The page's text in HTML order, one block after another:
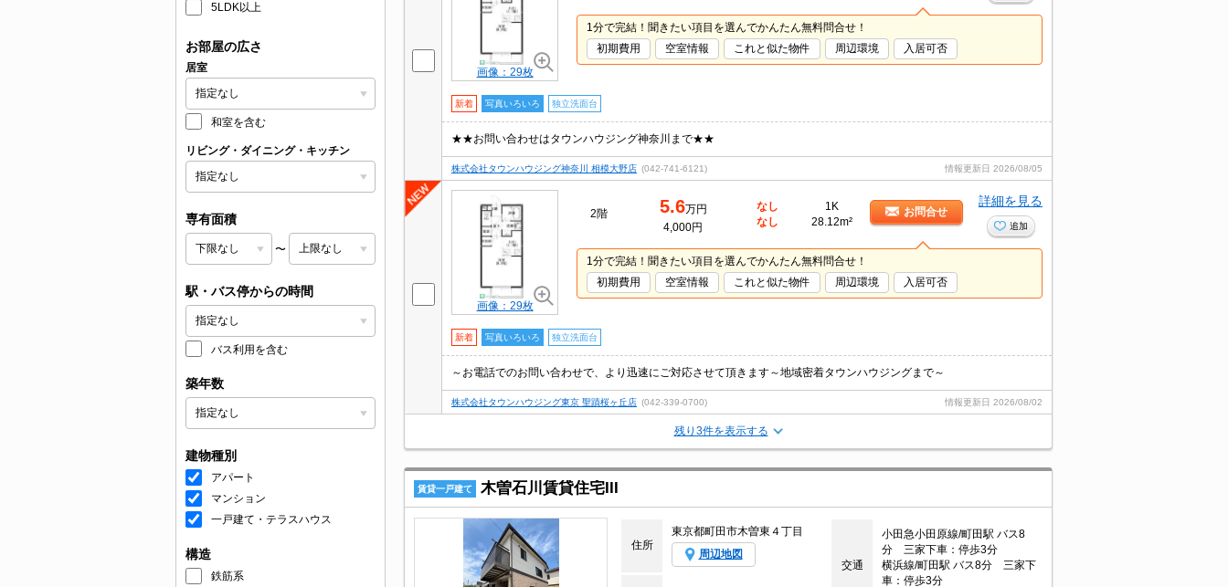
5LDK以上
お部屋の広さ
居室
和室を含む
リビング・ダイニング・キッチン
専有面積
〜
駅・バス停からの時間
バス利用を含む
築年数
建物種別
アパート
マンション
一戸建て・テラスハウス
構造
鉄筋系
画像：29枚
1分で完結！聞きたい項目を選んでかんたん無料問合せ！
初期費用
空室情報 これと似た物件 周辺環境 入居可否
新着 写真いろいろ 独立洗面台
★★お問い合わせはタウンハウジング神奈川まで★★
株式会社タウンハウジング神奈川 相模大野店 (042-741-6121) 情報更新日 2026/08/05
画像：29枚
2階 5.6万円
4,000円
なし
なし
1K
28.12m²
お問合せ
詳細を見る
追加
1分で完結！聞きたい項目を選んでかんたん無料問合せ！
初期費用
空室情報 これと似た物件 周辺環境 入居可否
新着 写真いろいろ 独立洗面台
～お電話でのお問い合わせで、より迅速にご対応させて頂きます～地域密着タウンハウジングまで～
株式会社タウンハウジング東京 聖蹟桜ヶ丘店 (042-339-0700) 情報更新日 2026/08/02
残り3件を表示する
賃貸一戸建て 木曽石川賃貸住宅III
住所
東京都町田市木曽東４丁目
周辺地図
交通
小田急小田原線/町田駅 バス8
分 三家下車：停歩3分
横浜線/町田駅 バス8分 三家下
車：停歩3分